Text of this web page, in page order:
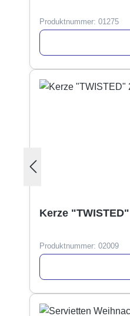
Produktnummer: 01275
Kerze
Produktnummer: 02009